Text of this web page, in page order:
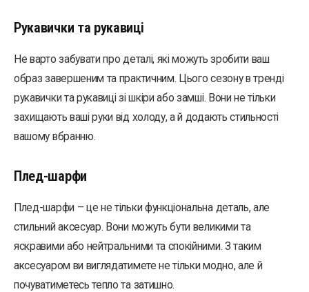
Рукавички та рукавиці
Не варто забувати про деталі, які можуть зробити ваш
образ завершеним та практичним. Цього сезону в тренді
рукавички та рукавиці зі шкіри або замші. Вони не тільки
захищають ваші руки від холоду, а й додають стильності
вашому вбранню.
Плед-шарфи
Плед-шарфи – це не тільки функціональна деталь, але
стильний аксесуар. Вони можуть бути великими та
яскравими або нейтральними та спокійними. З таким
аксесуаром ви виглядатимете не тільки модно, але й
почуватиметесь тепло та затишно.